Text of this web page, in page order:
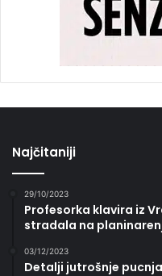
Najčitaniji
29/10/2023
Profesorka klavira iz
stradala na
03/12/2023
Detalji jutrošnje